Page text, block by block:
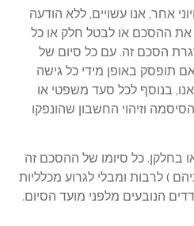
אחר, אנו עשויים, ללא הודעה
את ההסכם או לבטל חלק או כל
הסכם זה. עם כל סיום של
תופסק באופן מידי כל גישה
בנוסף לכל סעד משפטי או
וזיהוי החשבון שהונפקו
בחלקן. כל סיומו של ההסכם זה
) לרבות ומבלי לגרוע מכלליות
הנובעים מלפני מועד הסיום.